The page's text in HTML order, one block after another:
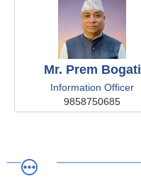
Mr. Prem Bogati
Information Officer
9858750685